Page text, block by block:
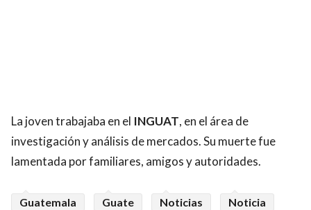
La joven trabajaba en el INGUAT, en el área de
investigación y análisis de mercados. Su muerte fue
lamentada por familiares, amigos y autoridades.
Guatemala Guate Noticias
Noticia